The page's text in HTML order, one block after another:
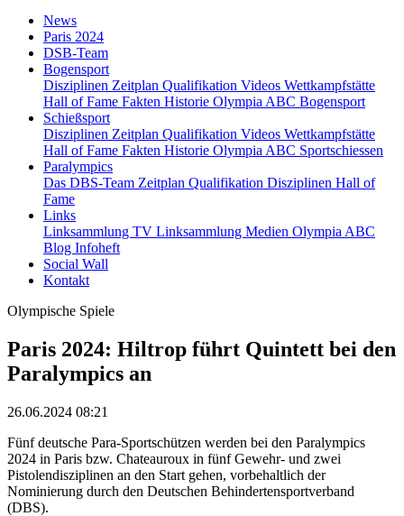
News
Paris 2024
DSB-Team
Bogensport
Disziplinen Zeitplan Qualifikation Videos Wettkampfstätte
Hall of Fame Fakten Historie Olympia ABC Bogensport
Schießsport
Disziplinen Zeitplan Qualifikation Videos Wettkampfstätte
Hall of Fame Fakten Historie Olympia ABC Sportschiessen
Paralympics
Das DBS-Team Zeitplan Qualifikation Disziplinen Hall of
Fame
Links
Linksammlung TV Linksammlung Medien Olympia ABC
Blog Infoheft
Social Wall
Kontakt
Olympische Spiele
Paris 2024: Hiltrop führt Quintett bei den
Paralympics an
26.06.2024 08:21
Fünf deutsche Para-Sportschützen werden bei den Paralympics
2024 in Paris bzw. Chateauroux in fünf Gewehr- und zwei
Pistolendisziplinen an den Start gehen, vorbehaltlich der
Nominierung durch den Deutschen Behindertensportverband
(DBS).